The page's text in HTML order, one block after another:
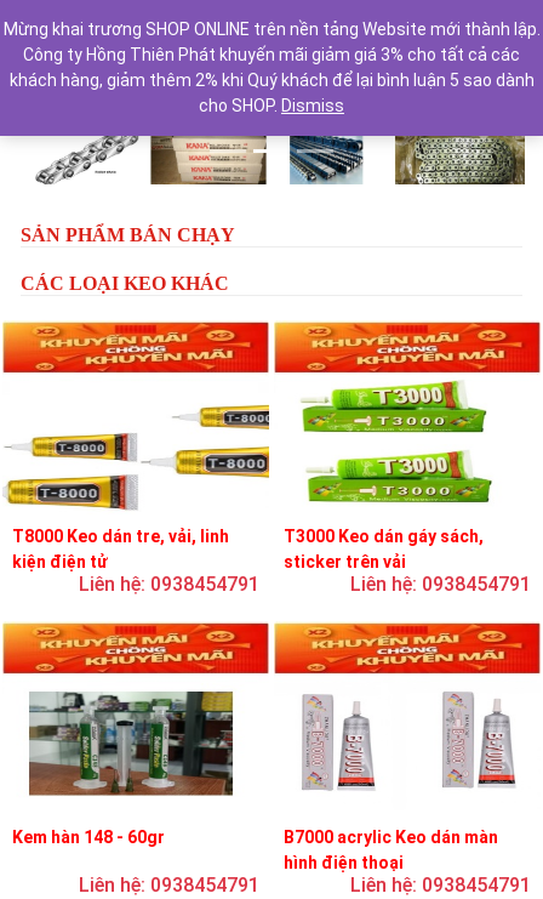
Previous Next
SẢN PHẨM BÁN CHẠY
CÁC LOẠI KEO KHÁC
T8000 Keo dán tre, vải, linh
kiện điện tử
Liên hệ: 0938454791
T3000 Keo dán gáy sách,
sticker trên vải
Liên hệ: 0938454791
Kem hàn 148 - 60gr
Liên hệ: 0938454791
B7000 acrylic Keo dán màn
hình điện thoại
Liên hệ: 0938454791
Mừng khai trương SHOP ONLINE trên nền tảng Website mới thành lập.
Công ty Hồng Thiên Phát khuyến mãi giảm giá 3% cho tất cả các
khách hàng, giảm thêm 2% khi Quý khách để lại bình luận 5 sao dành
cho SHOP. Dismiss